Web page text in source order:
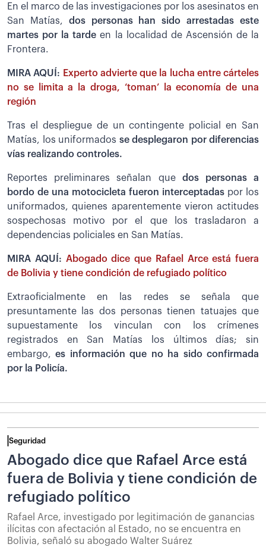
En el marco de las investigaciones por los asesinatos en
San Matías, dos personas han sido arrestadas este
martes por la tarde en la localidad de Ascensión de la
Frontera.
MIRA AQUÍ: Experto advierte que la lucha entre cárteles
no se limita a la droga, ‘toman’ la economía de una
región
Tras el despliegue de un contingente policial en San
Matías, los uniformados se desplegaron por diferencias
vías realizando controles.
Reportes preliminares señalan que dos personas a
bordo de una motocicleta fueron interceptadas por los
uniformados, quienes aparentemente vieron actitudes
sospechosas motivo por el que los trasladaron a
dependencias policiales en San Matías.
MIRA AQUÍ: Abogado dice que Rafael Arce está fuera
de Bolivia y tiene condición de refugiado político
Extraoficialmente en las redes se señala que
presuntamente las dos personas tienen tatuajes que
supuestamente los vinculan con los crímenes
registrados en San Matías los últimos días; sin
embargo,es información que no ha sido confirmada
por la Policía.
Seguridad
Abogado dice que Rafael Arce está
fuera de Bolivia y tiene condición de
refugiado político
Rafael Arce, investigado por legitimación de ganancias
ilícitas con afectación al Estado, no se encuentra en
Bolivia, señaló su abogado Walter Suárez